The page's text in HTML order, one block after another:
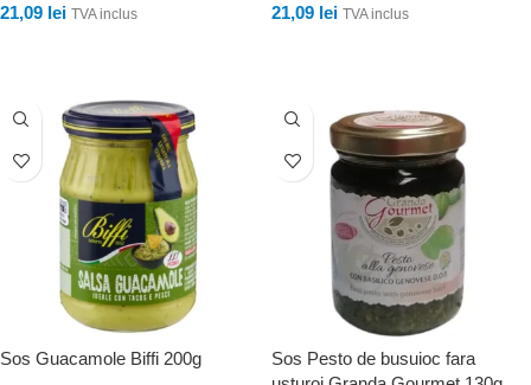
21,09 lei TVA inclus 21,09 lei TVA inclus
Sos Guacamole Biffi 200g
Sos Pesto de busuioc fara